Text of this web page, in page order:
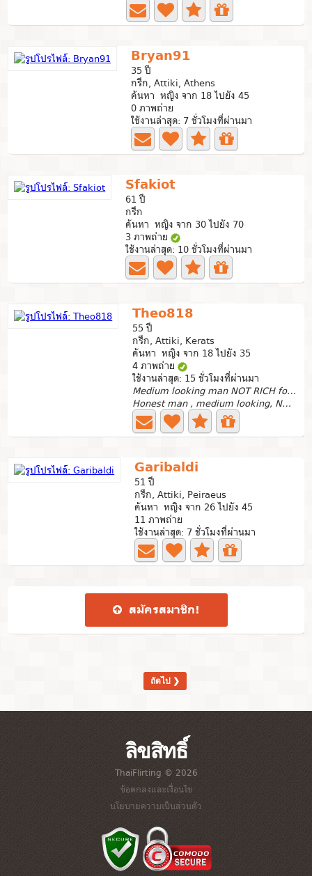
Bryan91
35 ปี
กรีก, Attiki, Athens
ค้นหา หญิง จาก 18 ไปยัง 45
0 ภาพถ่าย
ใช้งานล่าสุด: 7 ชั่วโมงที่ผ่านมา
Sfakiot
61 ปี
กรีก
ค้นหา หญิง จาก 30 ไปยัง 70
3 ภาพถ่าย
ใช้งานล่าสุด: 10 ชั่วโมงที่ผ่านมา
Theo818
55 ปี
กรีก, Attiki, Kerats
ค้นหา หญิง จาก 18 ไปยัง 35
4 ภาพถ่าย
ใช้งานล่าสุด: 15 ชั่วโมงที่ผ่านมา
Medium looking man NOT RICH for relationship
Honest man , medium looking, NOT RICH,resting in forest...
Garibaldi
51 ปี
กรีก, Attiki, Peiraeus
ค้นหา หญิง จาก 26 ไปยัง 45
11 ภาพถ่าย
ใช้งานล่าสุด: 7 ชั่วโมงที่ผ่านมา
สมัคร​สมาชิก​!
ถัดไป ❯
ลิขสิทธิ์
ThaiFlirting © 2026
ข้อตกลงและเงื่อนไข
นโยบายความเป็นส่วนตัว